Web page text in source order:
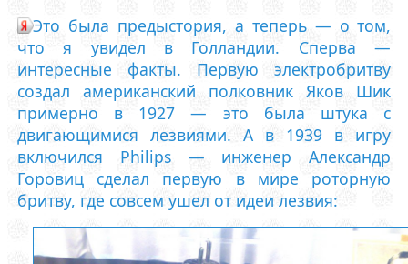
Это была предыстория, а теперь — о том,
что я увидел в Голландии. Сперва —
интересные факты. Первую электробритву
создал американский полковник Яков Шик
примерно в 1927 — это была штука с
двигающимися лезвиями. А в 1939 в игру
включился Philips — инженер Александр
Горовиц сделал первую в мире роторную
бритву, где совсем ушел от идеи лезвия: